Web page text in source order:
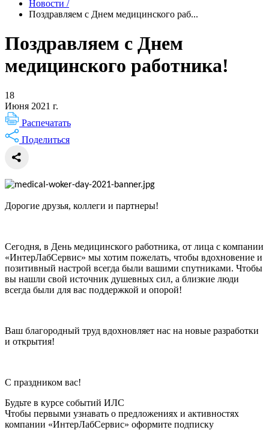
Новости /
Поздравляем с Днем медицинского раб...
Поздравляем с Днем
медицинского работника!
18
Июня 2021 г.
Распечатать
Поделиться
Дорогие друзья, коллеги и партнеры!
Сегодня, в День медицинского работника, от лица с компании
«ИнтерЛабСервис» мы хотим пожелать, чтобы вдохновение и
позитивный настрой всегда были вашими спутниками. Чтобы
вы нашли свой источник душевных сил, а близкие люди
всегда были для вас поддержкой и опорой!
Ваш благородный труд вдохновляет нас на новые разработки
и открытия!
С праздником вас!​
Будьте в курсе событий ИЛС
Чтобы первыми узнавать о предложениях и активностях
компании «ИнтерЛабСервис» оформите подписку